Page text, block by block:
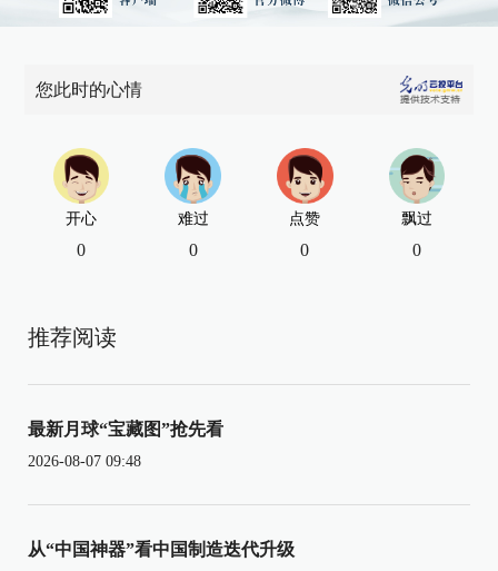
您此时的心情
开心
0
难过
0
点赞
0
飘过
0
推荐阅读
最新月球“宝藏图”抢先看
2026-08-07 09:48
从“中国神器”看中国制造迭代升级